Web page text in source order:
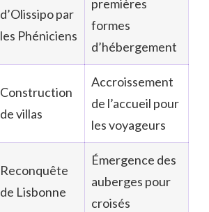
d’Olissipo par
les Phéniciens
premières
formes
d’hébergement
Construction
de villas
Accroissement
de l’accueil pour
les voyageurs
Reconquête
de Lisbonne
Émergence des
auberges pour
croisés